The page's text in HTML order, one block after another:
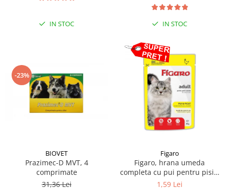
IN STOC IN STOC
-23%
BIOVET
Prazimec-D MVT, 4
comprimate
31,36 Lei
Figaro
Figaro, hrana umeda
completa cu pui pentru pisici
adulte 85 g
1,59 Lei